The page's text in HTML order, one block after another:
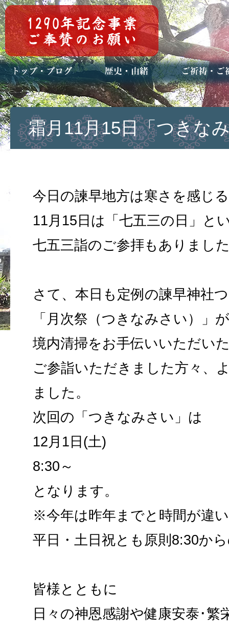
トップページ
ブログ(日々八百万)
お知らせ一覧 歴史・ご祭神
年中行事
メディア掲載 ご祈祷・ご祈
安産祈願
初宮参り
七五三詣
長寿のお祝い
神前結婚式
厄祓い・方位
車のお祓い
地鎮祭
神葬祭（神式
霜月11月15日「つきな
今日の諫早地方は寒さを感じ
11月15日は「七五三の日」と
七五三詣のご参拝もありまし
さて、本日も定例の諫早神社
「月次祭（つきなみさい）」
境内清掃をお手伝いいただい
ご参詣いただきました方々、
ました。
次回の「つきなみさい」は
12月1日(土)
8:30～
となります。
※今年は昨年までと時間が違
平日・土日祝とも原則8:30か
皆様とともに
日々の神恩感謝や健康安泰･繁